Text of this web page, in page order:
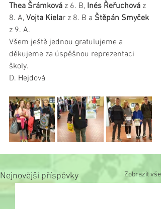
Thea Šrámková z 6. B, Inés Řeřuchová z
8. A, Vojta Kielar z 8. B a Štěpán Smyček
z 9. A.
Všem ještě jednou gratulujeme a
děkujeme za úspěšnou reprezentaci
školy.
D. Hejdová
Nejnovější příspěvky Zobrazit vše